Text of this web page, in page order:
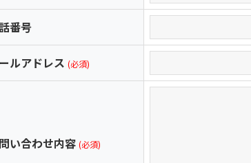
番号
ルアドレス (必須)
い合わせ内容 (必須)